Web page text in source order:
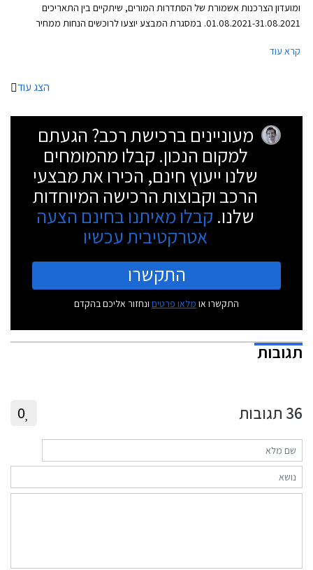
ומועדון הצרכנות אשמורת של הסתדרות המורים, שיתקיים בין התאריכים
01.08.2021-31.08.2021. במסגרת המבצע יוצעו לרוכשים הנחות ממחיר
המשתתפים במבצע.
קרא עוד
הצג עוד
מעוניינים ברכישת רכב? הגעתם
למקום הנכון. קבלו מהמומחים
שלנו ייעוץ חינם, הכירו את מבצעי
הרכב וקבוצות הרכישה המיוחדות
שלנו. קבלו מאיתנו בחינם הצעה
אטרקטיבית עכשיו
התקשרו
התקשרו או מלאו פרטים ונחזור אליכם בהקדם
תגובות
36 תגובות 0